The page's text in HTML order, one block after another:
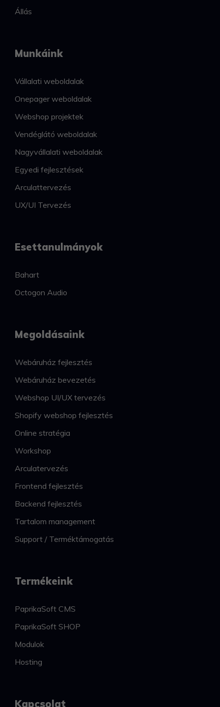
Állás
Munkáink
Vállalati weboldalak
Onepager weboldalak
Webshop projektek
Vendéglátó weboldalak
Nagyvállalati weboldalak
Egyedi fejlesztések
Arculattervezés
UX/UI Tervezés
Esettanulmányok
Bahart
Octogon Audio
Megoldásaink
Webáruház fejlesztés
Webáruház bevezetés
Webshop UI/UX tervezés
Shopify webshop fejlesztés
Online stratégia
Workshop
Arculatervezés
Frontend fejlesztés
Backend fejlesztés
Tartalom management
Support / Terméktámogatás
Termékeink
PaprikaSoft CMS
PaprikaSoft SHOP
Modulok
Hosting
Kapcsolat